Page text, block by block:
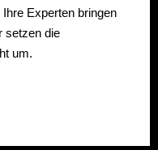
Experten bringen
setzen die
um.